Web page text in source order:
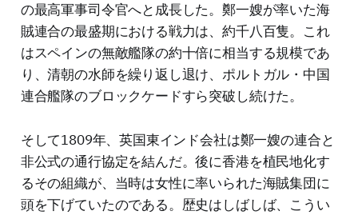
の最高軍事司令官へと成長した。鄭一嫂が率いた海
賊連合の最盛期における戦力は、約千八百隻。これ
はスペインの無敵艦隊の約十倍に相当する規模であ
り、清朝の水師を繰り返し退け、ポルトガル・中国
連合艦隊のブロックケードすら突破し続けた。
そして1809年、英国東インド会社は鄭一嫂の連合と
非公式の通行協定を結んだ。後に香港を植民地化す
るその組織が、当時は女性に率いられた海賊集団に
頭を下げていたのである。歴史はしばしば、こうい